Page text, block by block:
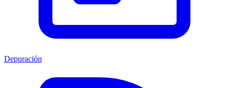
Depuración